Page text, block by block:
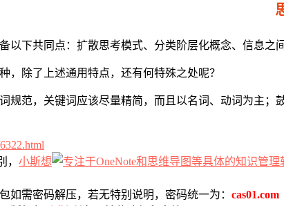
以下共同点：扩散思考模式、分类阶层化概念、信息之
，除了上述通用特点，还有何特殊之处呢？
规范，关键词应该尽量精简，而且以名词、动词为主
， 小斯想
如需密码解压，若无特别说明，密码统一为： cas01.com